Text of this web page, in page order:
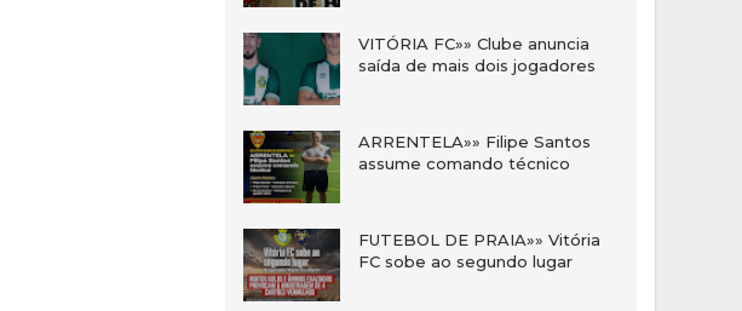
VITÓRIA FC»» Clube anuncia
saída de mais dois jogadores
ARRENTELA»» Filipe Santos
assume comando técnico
FUTEBOL DE PRAIA»» Vitória
FC sobe ao segundo lugar